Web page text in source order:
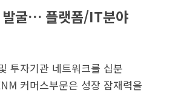
발굴… 플랫폼/IT분야
투자기관 네트워크를 십분
커머스부문은 성장 잠재력을